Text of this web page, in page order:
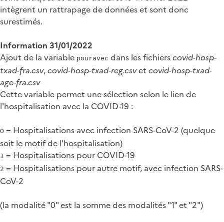
intègrent un rattrapage de données et sont donc
surestimés.
Information 31/01/2022
Ajout de la variable pouravec dans les fichierscovid-hosp-
txad-fra.csv,covid-hosp-txad-reg.csvet covid-hosp-txad-
age-fra.csv
Cette variable permet une sélection selon le lien de
l'hospitalisation avec la COVID-19 :
0 = Hospitalisations avec infection SARS-CoV-2 (quelque
soit le motif de l'hospitalisation)
1 = Hospitalisations pour COVID-19
2 = Hospitalisations pour autre motif, avec infection SARS-
CoV-2
(la modalité "0" est la somme des modalités "1" et "2")